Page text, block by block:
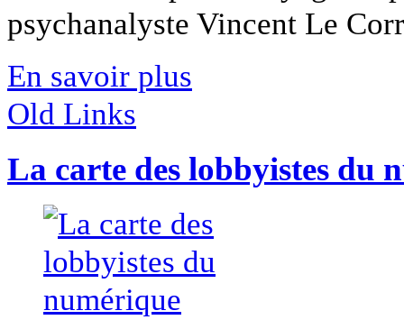
psychanalyste Vincent Le
En savoir plus
Old Links
La carte des lobbyistes du